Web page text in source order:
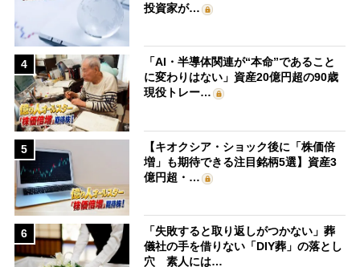
投資家が…
4
「AI・半導体関連が“本命”であること
に変わりはない」資産20億円超の90歳
現役トレー…
5
【キオクシア・ショック後に「株価倍
増」も期待できる注目銘柄5選】資産3
億円超・…
6
「失敗すると取り返しがつかない」葬
儀社の手を借りない「DIY葬」の落とし
穴 素人には…